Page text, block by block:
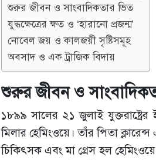
শুরুর জীবন ও সাংবাদিকতার ভিত
যুদ্ধক্ষেত্রের ক্ষত ও ‘হারানো প্রজন্ম’
নোবেল জয় ও কালজয়ী সৃষ্টিসমূহ
অবসাদ ও এক ট্রাজিক বিদায়
শুরুর জীবন ও
১৮৯৯ সালের ২১ জুলাই
মিলার হেমিংওয়ে। তাঁর পিতা
চিকিৎসক এবং মা গ্রেস হল